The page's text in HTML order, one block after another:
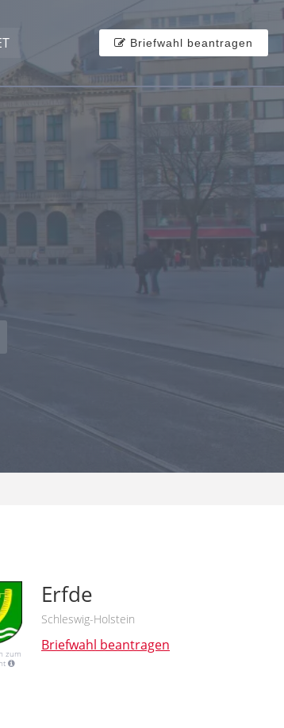
Briefwahl beantragen
zum
Erfde
Schleswig-Holstein
Briefwahl beantragen